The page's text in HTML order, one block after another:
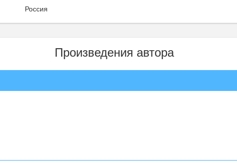
Россия
Произведения автора